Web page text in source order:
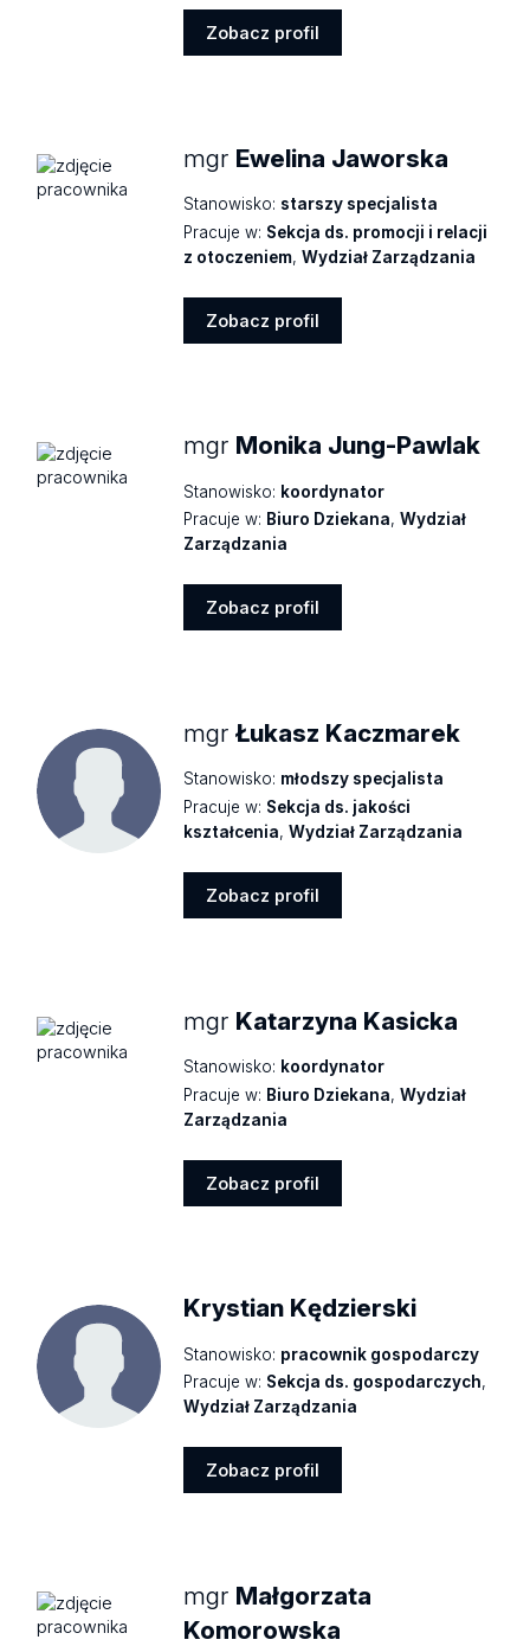
Zobacz profil
mgr Ewelina Jaworska
Stanowisko: starszy specjalista
Pracuje w: Sekcja ds. promocji i relacji
z otoczeniem,Wydział Zarządzania
Zobacz profil
mgr Monika Jung-Pawlak
Stanowisko: koordynator
Pracuje w: Biuro Dziekana,Wydział
Zarządzania
Zobacz profil
mgrŁukasz Kaczmarek
Stanowisko: młodszy specjalista
Pracuje w: Sekcja ds. jakości
kształcenia,Wydział Zarządzania
Zobacz profil
mgr Katarzyna Kasicka
Stanowisko: koordynator
Pracuje w: Biuro Dziekana,Wydział
Zarządzania
Zobacz profil
Krystian Kędzierski
Stanowisko: pracownik gospodarczy
Pracuje w: Sekcja ds. gospodarczych,
Wydział Zarządzania
Zobacz profil
mgr Małgorzata
Komorowska